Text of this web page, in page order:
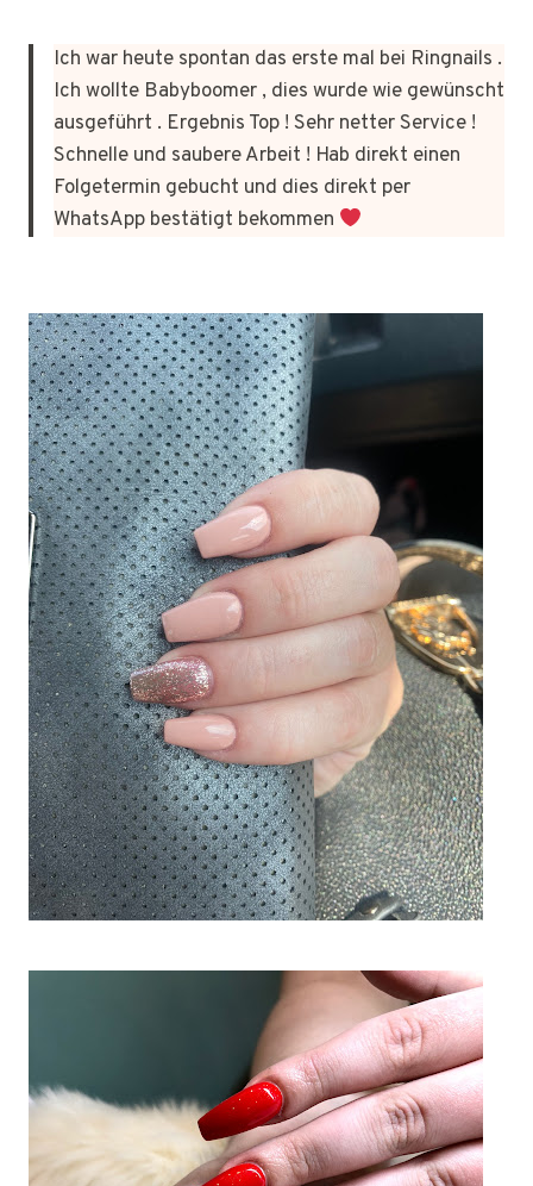
Ich war heute spontan das erste mal bei Ringnails .
Ich wollte Babyboomer , dies wurde wie gewünscht
ausgeführt . Ergebnis Top ! Sehr netter Service !
Schnelle und saubere Arbeit ! Hab direkt einen
Folgetermin gebucht und dies direkt per
WhatsApp bestätigt bekommen